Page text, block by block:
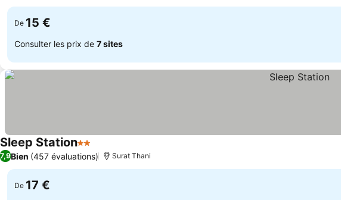
De 15 €
Consulter les prix de 7 sites
Sleep Station2 Étoiles
7,9Bien (457 évaluations) Surat Thani
De 17 €